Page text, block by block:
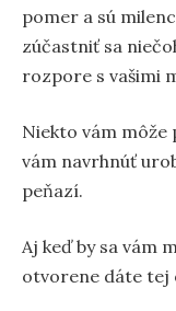
pomer a sú
zúčastniť sa
rozpore s vašimi
Niekto vám môže
vám navrhnúť
peňazí.
Aj keď by sa vám
otvorene dáte tej